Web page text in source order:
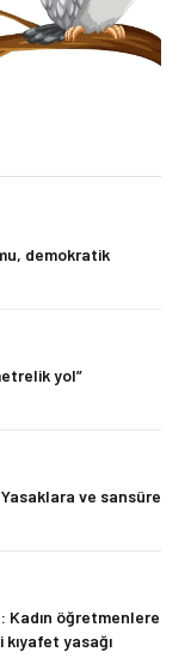
demokratik
yol”
Yasaklara ve sansüre
Kadın öğretmenlere
yasağı